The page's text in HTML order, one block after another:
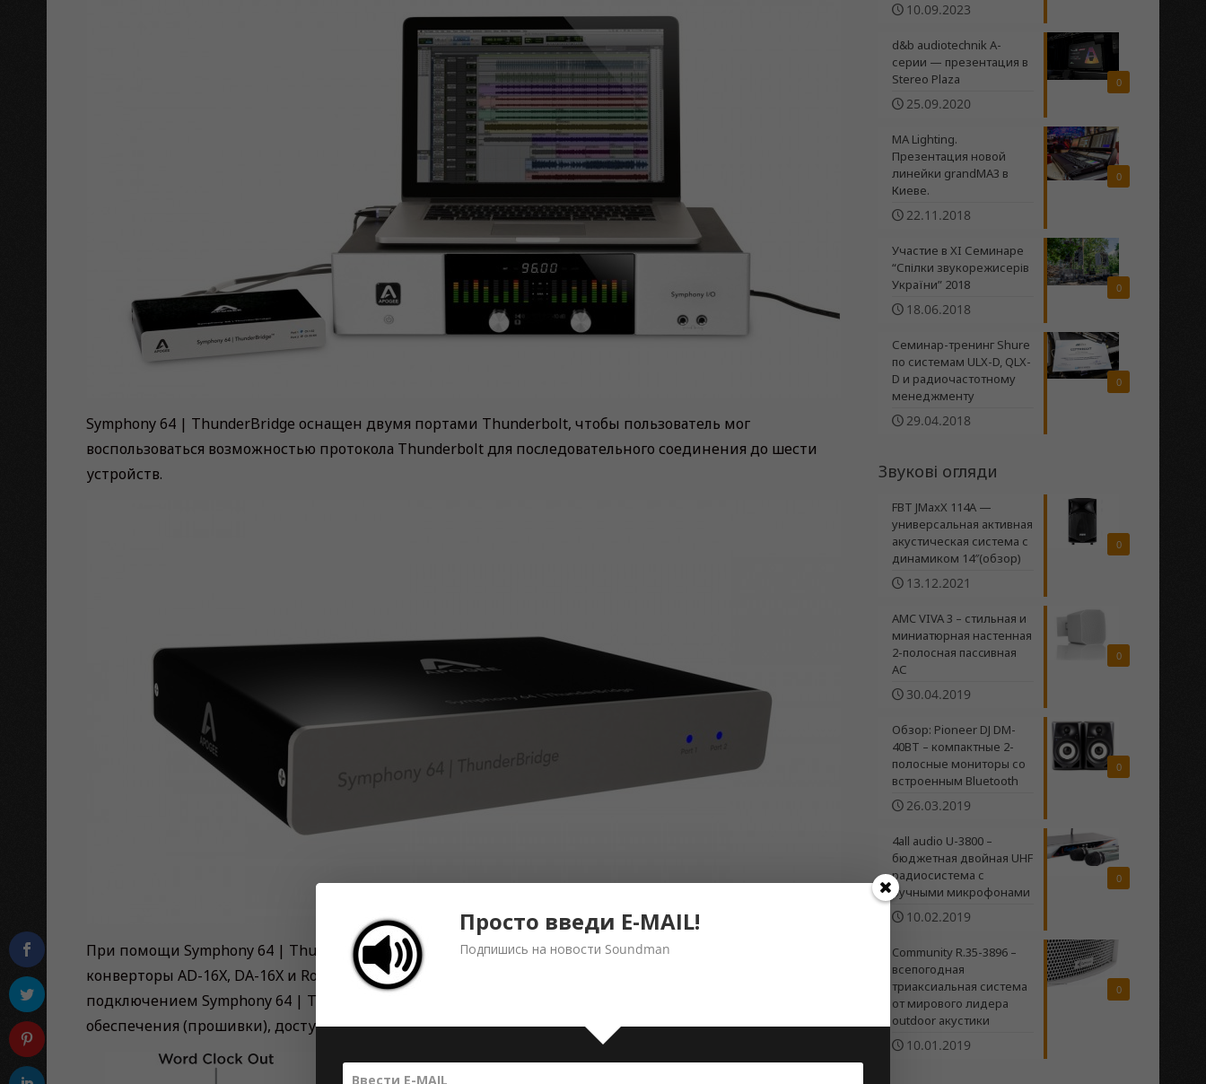
Symphony 64 | ThunderBridge оснащен двумя портами Thunderbolt, чтобы пользователь мог
воспользоваться возможностью протокола Thunderbolt для последовательного соединения до шести
устройств.
При помощи Symphony 64 | ThunderBridge также можно подключать к Mac c Thunderbolt-портами
конверторы AD-16X, DA-16X и Rosetta Series. Пользователям этих устройств достаточно будет перед
подключением Symphony 64 | ThunderBridge обновить их до последней версии программного
обеспечения (прошивки), доступной на веб-сайте компании Apogee.
10.09.2023
0
d&b audiotechnik A-
серии — презентация в
Stereo Plaza
25.09.2020
0
MA Lighting.
Презентация новой
линейки grandMA3 в
Киеве.
22.11.2018
0
Участие в XI Семинаре
“Спілки звукорежисерів
України” 2018
18.06.2018
0
Семинар-тренинг Shure
по системам ULX-D, QLX-
D и радиочастотному
менеджменту
29.04.2018
Звукові огляди
0
FBT JMaxX 114A —
универсальная активная
акустическая система с
динамиком 14″(обзор)
13.12.2021
0
AMC VIVA 3 – стильная и
миниатюрная настенная
2-полосная пасcивная
АС
30.04.2019
0
Обзор: Pioneer DJ DM-
40BT – компактные 2-
полосные мониторы со
встроенным Bluetooth
26.03.2019
0
4all audio U-3800 –
бюджетная двойная UHF
радиосистема c
ручными микрофонами
10.02.2019
0
Community R.35-3896 –
всепогодная
триаксиальная система
от мирового лидера
outdoor акустики
10.01.2019
Просто введи E-MAIL!
Подпишись на новости Soundman